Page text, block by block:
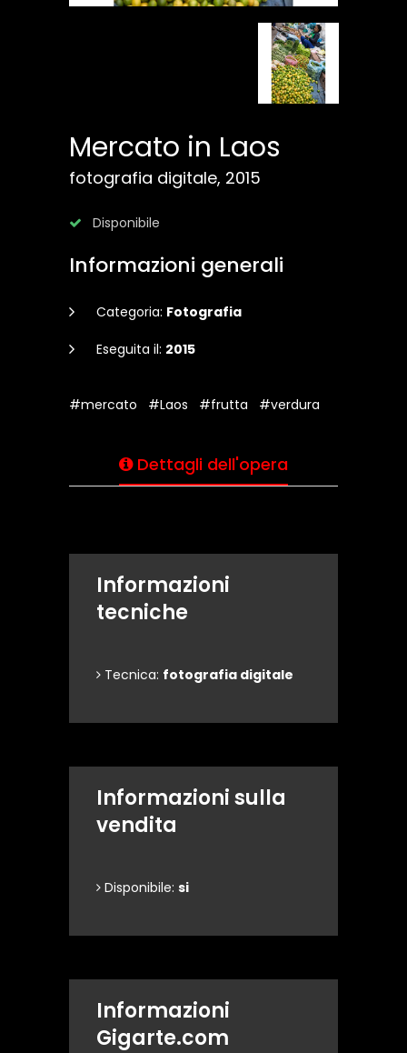
Mercato in Laos
fotografia digitale, 2015
Disponibile
Informazioni generali
Categoria: Fotografia
Eseguita il: 2015
#mercato #Laos #frutta #verdura
Dettagli dell'opera
Informazioni
tecniche
Tecnica: fotografia digitale
Informazioni sulla
vendita
Disponibile: si
Informazioni
Gigarte.com